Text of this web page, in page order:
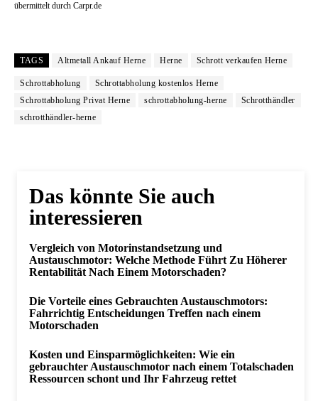
übermittelt durch Carpr.de
TAGS Altmetall Ankauf Herne Herne Schrott verkaufen Herne
Schrottabholung
Schrottabholung kostenlos Herne
Schrottabholung Privat Herne
schrottabholung-herne
Schrotthändler
schrotthändler-herne
Das könnte Sie auch
interessieren
Vergleich von Motorinstandsetzung und
Austauschmotor: Welche Methode Führt Zu Höherer
Rentabilität Nach Einem Motorschaden?
Die Vorteile eines Gebrauchten Austauschmotors:
Fahrrichtig Entscheidungen Treffen nach einem
Motorschaden
Kosten und Einsparmöglichkeiten: Wie ein
gebrauchter Austauschmotor nach einem Totalschaden
Ressourcen schont und Ihr Fahrzeug rettet